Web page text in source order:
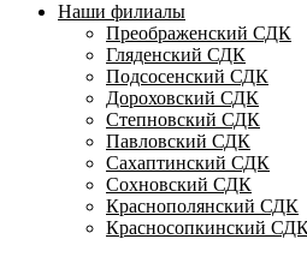
Наши филиалы
Преображенский СДК
Гляденский СДК
Подсосенский СДК
Дороховский СДК
Степновский СДК
Павловский СДК
Сахаптинский СДК
Сохновский СДК
Краснополянский СДК
Красносопкинский